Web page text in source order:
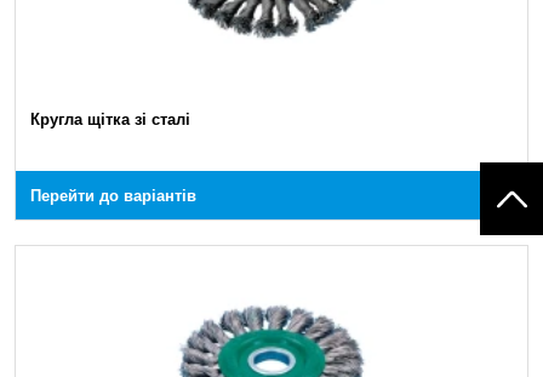
Кругла щітка зі сталі
Перейти до варіантів